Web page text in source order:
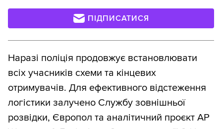
ПІДПИСАТИСЯ
Наразі поліція продовжує встановлювати
всіх учасників схеми та кінцевих
отримувачів. Для ефективного відстеження
логістики залучено Службу зовнішньої
розвідки, Європол та аналітичний проєкт AP